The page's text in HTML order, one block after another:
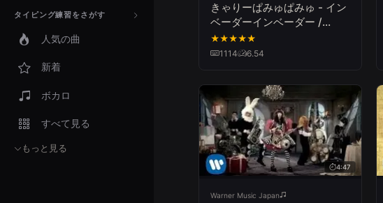
タイピング練習をさがす
人気の曲
新着
ボカロ
すべて見る
もっと見る
きゃりーぱみゅぱみゅ - イン
ベーダーインベーダー /
Kyary Pamyu Pamyu -
Invader Invader
★★★★★
1114
6.54
4:47
Warner Music Japan